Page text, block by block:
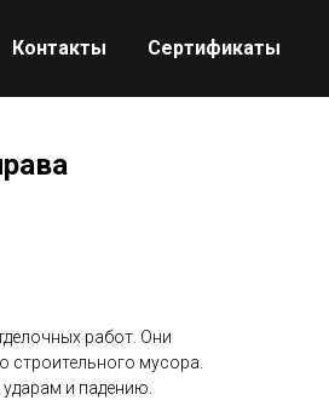
Контакты Сертификаты
работ. Они
строительного мусора.
и падению.